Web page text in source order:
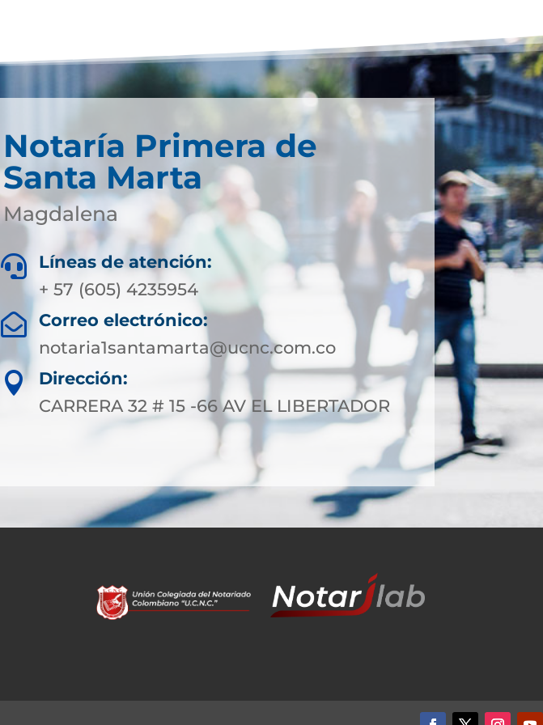
Notaría Primera de
Santa Marta
Magdalena

Líneas de atención:
+ 57 (605) 4235954

Correo electrónico:
notaria1santamarta@ucnc.com.co

Dirección:
CARRERA 32 # 15 -66 AV EL LIBERTADOR